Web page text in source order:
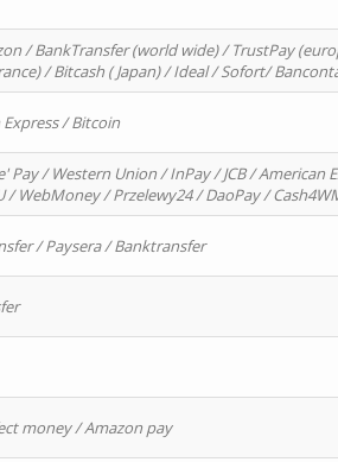
/ BankTransfer (world wide) / TrustPay
/ Bitcash ( Japan) / Ideal / Sofort/
/ Bitcoin
/ Western Union / InPay / JCB / American
/ WebMoney / Przelewy24 / DaoPay /
/ Paysera / Banktransfer
money / Amazon pay